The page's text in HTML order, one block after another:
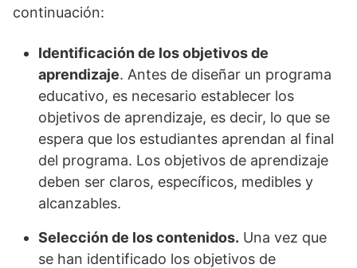
continuación:
Identificación de los objetivos de
aprendizaje. Antes de diseñar un programa
educativo, es necesario establecer los
objetivos de aprendizaje, es decir, lo que se
espera que los estudiantes aprendan al final
del programa. Los objetivos de aprendizaje
deben ser claros, específicos, medibles y
alcanzables.
Selección de los contenidos. Una vez que
se han identificado los objetivos de